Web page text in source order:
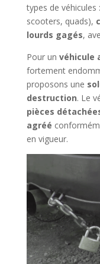
types de véhicules :
scooters, quads),
lourds gagés,
Pour un véhicule
fortement
proposons une
destruction. Le
pièces
agréé
en vigueur.